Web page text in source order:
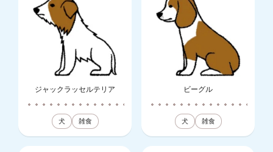
ジャックラッセルテリア
犬 雑食
ビーグル
犬 雑食